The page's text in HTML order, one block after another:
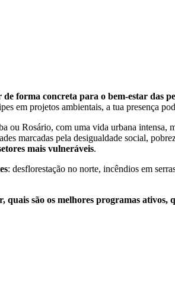
forma concreta para o bem-estar das
em projetos ambientais, a tua presença
ou Rosário, com uma vida urbana intensa,
marcadas pela desigualdade social,
mais vulneráveis.
: desflorestação no norte, incêndios em
são os melhores programas ativos,